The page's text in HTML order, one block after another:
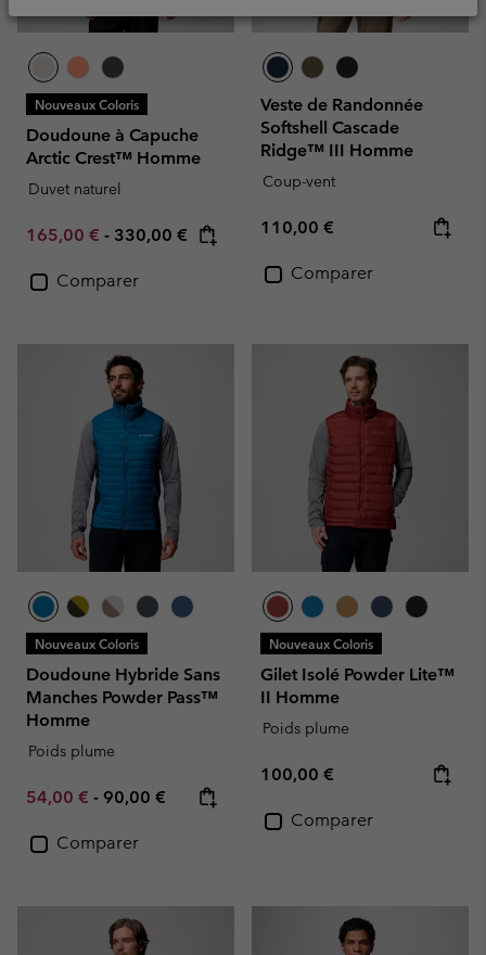
Nouveaux Coloris
Doudoune à Capuche
Arctic Crest™ Homme
Duvet naturel
Minimum sale price:
165,00 € - Maximum price:
330,00 €
Comparer
Veste de Randonnée
Softshell Cascade
Ridge™ III Homme
Coup-vent
Regular price:
110,00 €
Comparer
Nouveaux Coloris
Doudoune Hybride Sans
Manches Powder Pass™
Homme
Poids plume
Minimum sale price:
54,00 € - Maximum price:
90,00 €
Comparer
Nouveaux Coloris
Gilet Isolé Powder Lite™
II Homme
Poids plume
Regular price:
100,00 €
Comparer